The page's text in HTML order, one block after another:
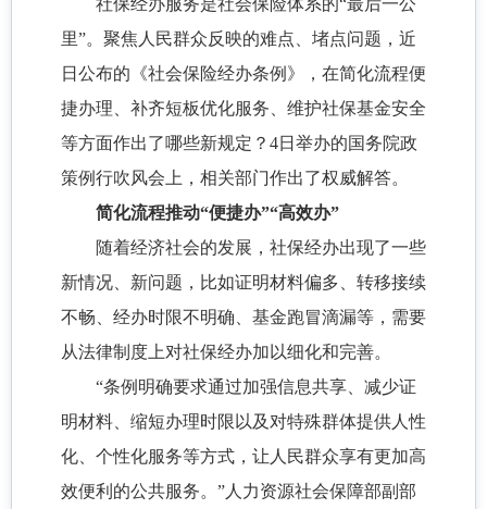
社保经办服务是社会保险体系的“最后一公
里”。聚焦人民群众反映的难点、堵点问题，近
日公布的《社会保险经办条例》，在简化流程便
捷办理、补齐短板优化服务、维护社保基金安全
等方面作出了哪些新规定？4日举办的国务院政
策例行吹风会上，相关部门作出了权威解答。
简化流程推动“便捷办”“高效办”
随着经济社会的发展，社保经办出现了一些
新情况、新问题，比如证明材料偏多、转移接续
不畅、经办时限不明确、基金跑冒滴漏等，需要
从法律制度上对社保经办加以细化和完善。
“条例明确要求通过加强信息共享、减少证
明材料、缩短办理时限以及对特殊群体提供人性
化、个性化服务等方式，让人民群众享有更加高
效便利的公共服务。”人力资源社会保障部副部